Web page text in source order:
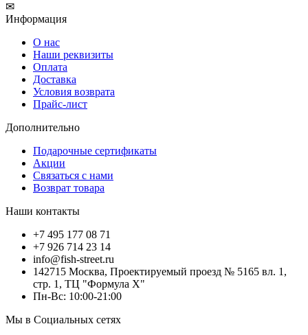
✉
Информация
О нас
Наши реквизиты
Оплата
Доставка
Условия возврата
Прайс-лист
Дополнительно
Подарочные сертификаты
Акции
Связаться с нами
Возврат товара
Наши контакты
+7 495 177 08 71
+7 926 714 23 14
info@fish-street.ru
142715 Москва, Проектируемый проезд № 5165 вл. 1,
стр. 1, ТЦ "Формула X"
Пн-Вс: 10:00-21:00
Мы в Социальных сетях